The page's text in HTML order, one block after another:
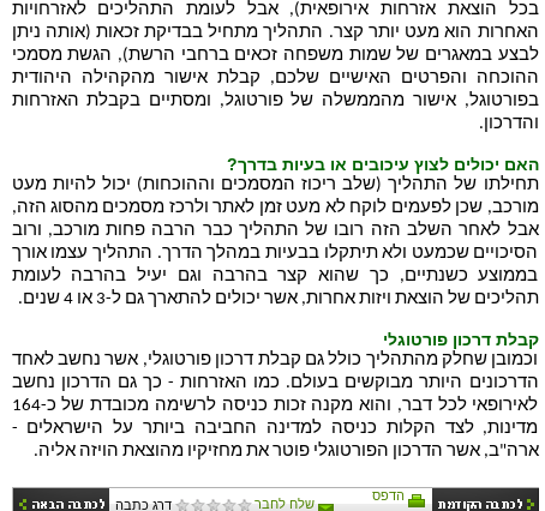
בכל הוצאת אזרחות אירופאית), אבל לעומת התהליכים לאזרחויות
האחרות הוא מעט יותר קצר. התהליך מתחיל בבדיקת זכאות (אותה ניתן
לבצע במאגרים של שמות משפחה זכאים ברחבי הרשת), הגשת מסמכי
ההוכחה והפרטים האישיים שלכם, קבלת אישור מהקהילה היהודית
בפורטוגל, אישור מהממשלה של פורטוגל, ומסתיים בקבלת האזרחות
והדרכון.
האם יכולים לצוץ עיכובים או בעיות בדרך?
תחילתו של התהליך (שלב ריכוז המסמכים וההוכחות) יכול להיות מעט
מורכב, שכן לפעמים לוקח לא מעט זמן לאתר ולרכז מסמכים מהסוג הזה,
אבל לאחר השלב הזה רובו של התהליך כבר הרבה פחות מורכב, ורוב
הסיכויים שכמעט ולא תיתקלו בבעיות במהלך הדרך. התהליך עצמו אורך
בממוצע כשנתיים, כך שהוא קצר בהרבה וגם יעיל בהרבה לעומת
תהליכים של הוצאת ויזות אחרות, אשר יכולים להתארך גם ל-3 או 4 שנים.
קבלת דרכון פורטוגלי
וכמובן שחלק מהתהליך כולל גם קבלת דרכון פורטוגלי, אשר נחשב לאחד
הדרכונים היותר מבוקשים בעולם. כמו האזרחות - כך גם הדרכון נחשב
לאירופאי לכל דבר, והוא מקנה זכות כניסה לרשימה מכובדת של כ-164
מדינות, לצד הקלות כניסה למדינה החביבה ביותר על הישראלים -
ארה"ב, אשר הדרכון הפורטוגלי פוטר את מחזיקיו מהוצאת הויזה אליה.
הדפס
שלח לחבר דרג כתבה